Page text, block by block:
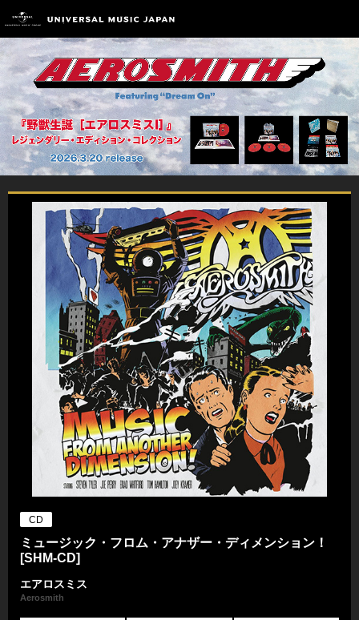
CD
ミュージック・フロム・アナザー・ディメンション！
[SHM-CD]
エアロスミス
Aerosmith